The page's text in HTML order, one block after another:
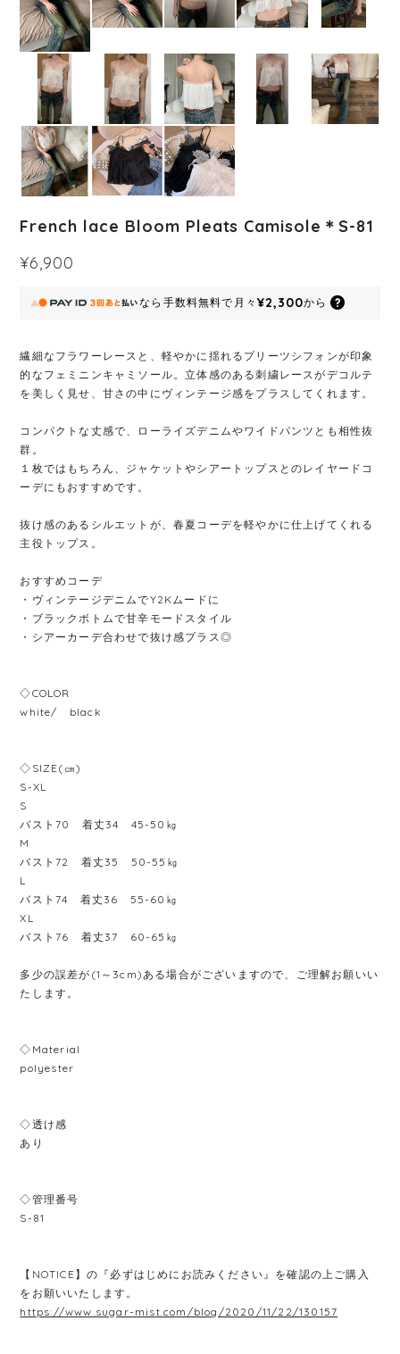
French lace Bloom Pleats Camisole＊S-81
¥6,900
なら 手数料無料で 月々 ¥2,300から
繊細なフラワーレースと、軽やかに揺れるプリーツシフォンが印象
的なフェミニンキャミソール。立体感のある刺繍レースがデコルテ
を美しく見せ、甘さの中にヴィンテージ感をプラスしてくれます。
コンパクトな丈感で、ローライズデニムやワイドパンツとも相性抜
群。
１枚ではもちろん、ジャケットやシアートップスとのレイヤードコ
ーデにもおすすめです。
抜け感のあるシルエットが、春夏コーデを軽やかに仕上げてくれる
主役トップス。
おすすめコーデ
・ヴィンテージデニムでY2Kムードに
・ブラックボトムで甘辛モードスタイル
・シアーカーデ合わせで抜け感プラス◎
◇COLOR
white/ black
◇SIZE(㎝)
S-XL
S
バスト70 着丈34 45-50㎏
M
バスト72 着丈35 50-55㎏
L
バスト74 着丈36 55-60㎏
XL
バスト76 着丈37 60-65㎏
多少の誤差が(1～3cm)ある場合がございますので、ご理解お願いい
たします。
◇Material
polyester
◇透け感
あり
◇管理番号
S-81
【NOTICE】の『必ずはじめにお読みください』を確認の上ご購入
をお願いいたします。
https://www.sugar-mist.com/blog/2020/11/22/130157